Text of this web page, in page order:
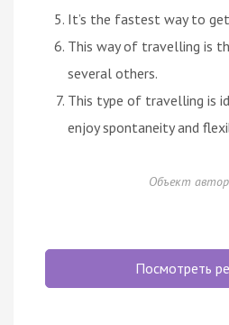
It’s the fastest way to
This way of travelling is
several others.
This type of travelling is
enjoy spontaneity and
Объект
Посмотреть